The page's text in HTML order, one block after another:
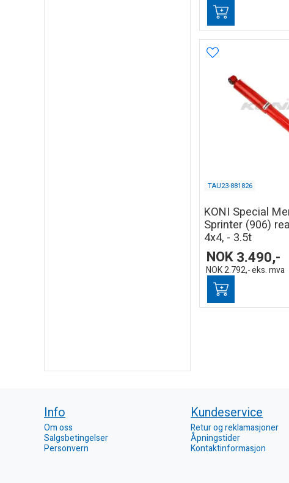
TAU23-881826
KONI Special
Sprinter (906)
4x4, - 3.5t
NOK3.490,-
NOK2.792,-eks. mva
Info
Om oss
Salgsbetingelser
Personvern
Kundeservice
Retur og reklamasjoner
Åpningstider
Kontaktinformasjon